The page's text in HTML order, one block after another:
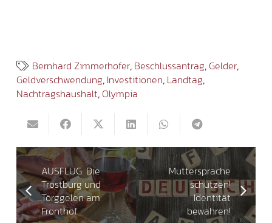
Bernhard Zimmerhofer, Beschlussantrag,Gelder,
Geldverschwendung, Investitionen, Landtag,
Nachtragshaushalt,Olympia
AUSFLUG: Die
Trostburg und
Törggelen am
Fronthof
Muttersprache
schützen!
Identität
bewahren!